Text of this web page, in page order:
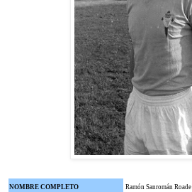
NOMBRE COMPLETO Ramón Sanromán Roade